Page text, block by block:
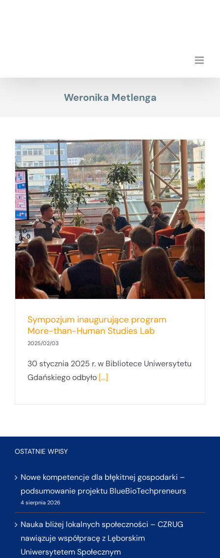
Weronika Metlenga
Sympozjum inaugurujące program
More-than-Human Studies Lab
2025/02/03
30 stycznia 2025 r. w Bibliotece Uniwersytetu
Gdańskiego odbyło [...]
OSTATNIE WPISY
Nowe kompetencje dla błękitnej gospodarki –
podsumowanie projektu BlueBioTechpreneurs
4 sierpnia 2026
Nauka bliżej lokalnych społeczności – CZRUG
nawiązuje współpracę z Lęborskim
Uniwersytetem Społecznym